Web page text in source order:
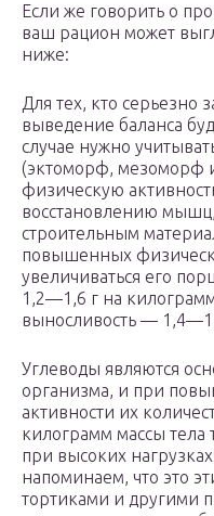
Если же говорить о
ваш рацион может
ниже:
Для тех, кто серьезно
выведение баланса
случае нужно
(эктоморф, мезоморф
физическую
восстановлению мышц,
строительным
повышенных
увеличиваться его
1,2—1,6 г на
выносливость —
Углеводы являются
организма, и при
активности их
килограмм массы тела
при высоких
напоминаем, что это
тортиками и другими